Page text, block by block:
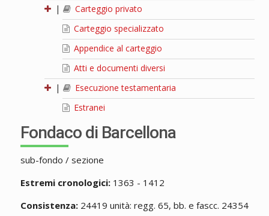
|
Carteggio privato
Carteggio specializzato
Appendice al carteggio
Atti e documenti diversi
|
Esecuzione testamentaria
Estranei
Fondaco di Barcellona
sub-fondo / sezione
Estremi cronologici:1363 - 1412
Consistenza:24419 unità: regg. 65, bb. e fascc. 24354